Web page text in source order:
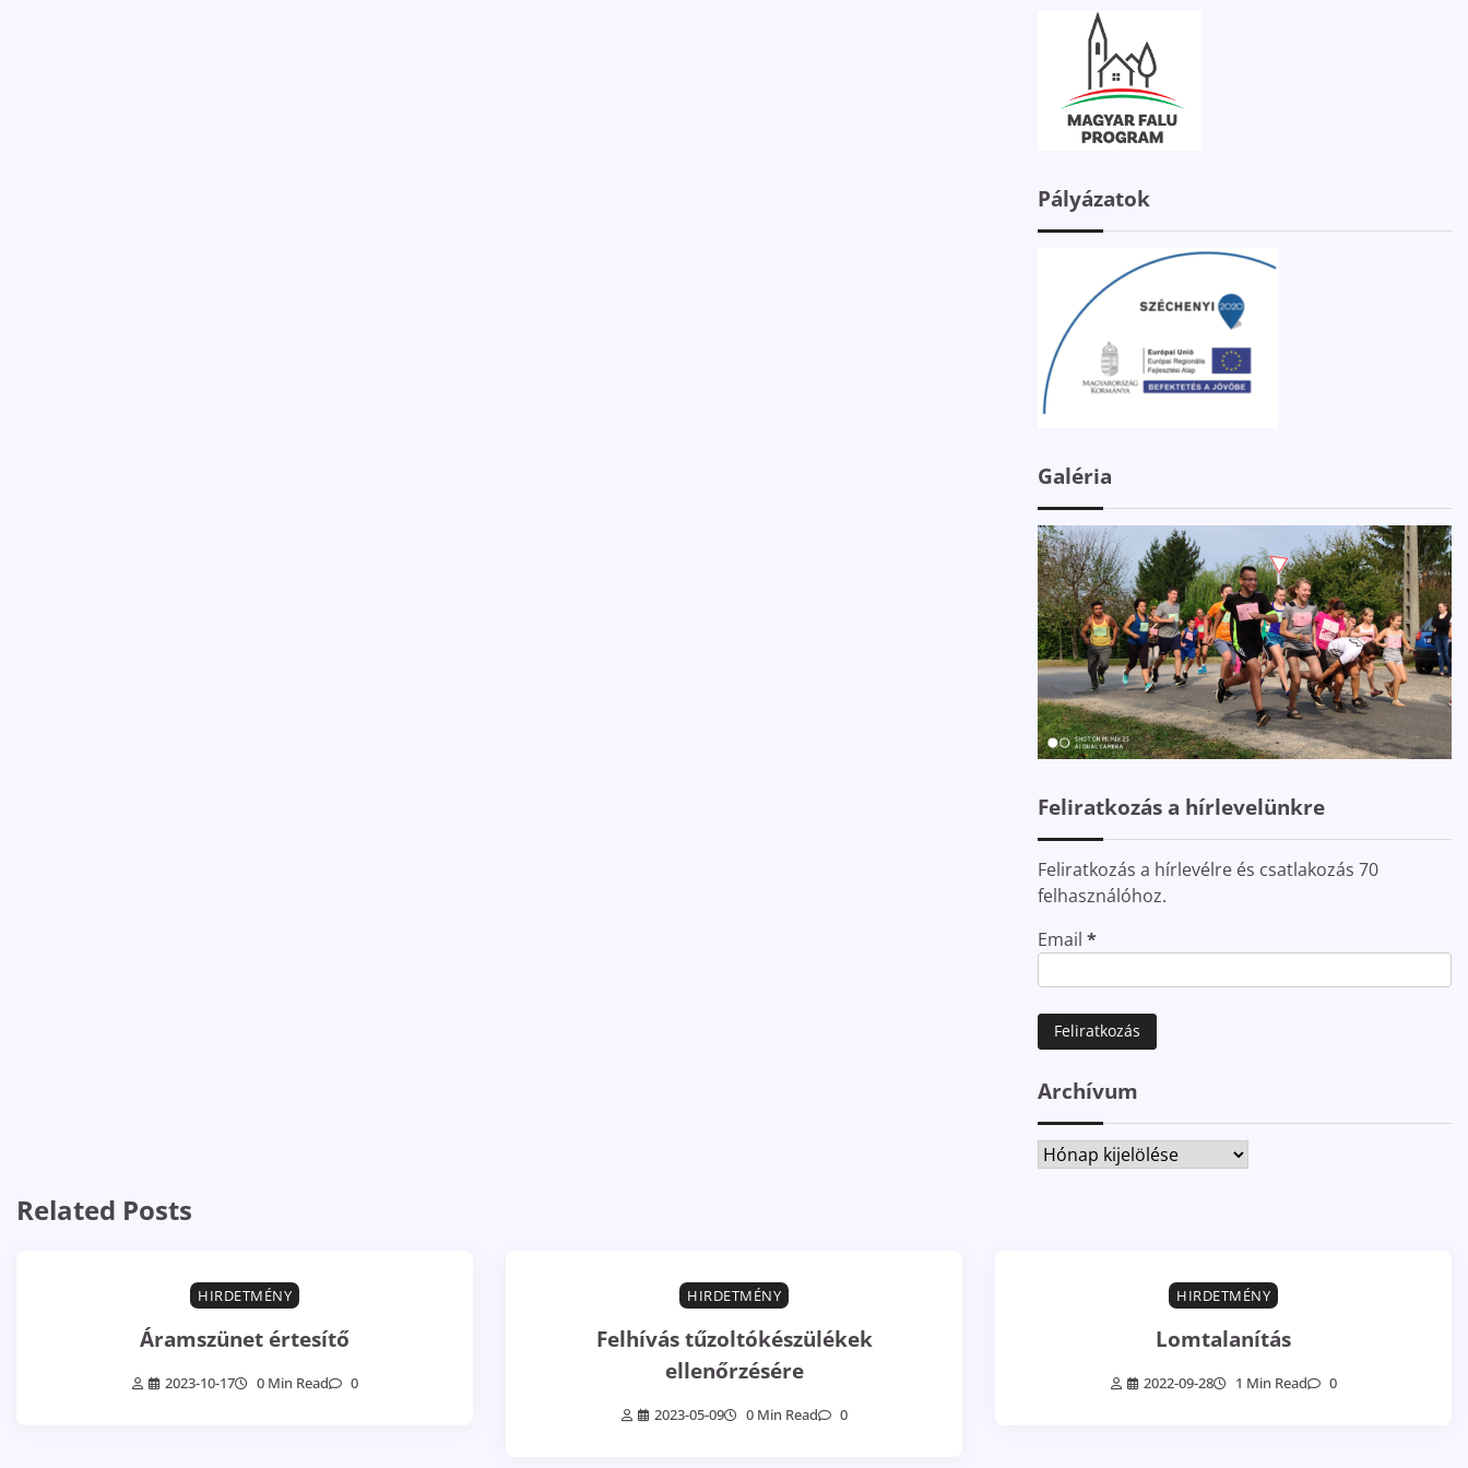
Pályázatok
Galéria
Feliratkozás a hírlevelünkre
Feliratkozás a hírlevélre és csatlakozás 70
felhasználóhoz.
Email *
Archívum
Archívum
Related Posts
HIRDETMÉNY
Áramszünet értesítő
2023-10-17 0 Min Read 0
HIRDETMÉNY
Felhívás tűzoltókészülékek
ellenőrzésére
2023-05-09 0 Min Read 0
HIRDETMÉNY
Lomtalanítás
2022-09-28 1 Min Read 0